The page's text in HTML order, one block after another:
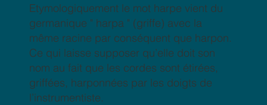
Etymologiquement le mot harpe vient du
germanique " harpa " (griffe) avec la
même racine par conséquent que harpon.
Ce qui laisse supposer qu’elle doit son
nom au fait que les cordes sont étirées,
griffées, harponnées par les doigts de
l’instrumentiste.